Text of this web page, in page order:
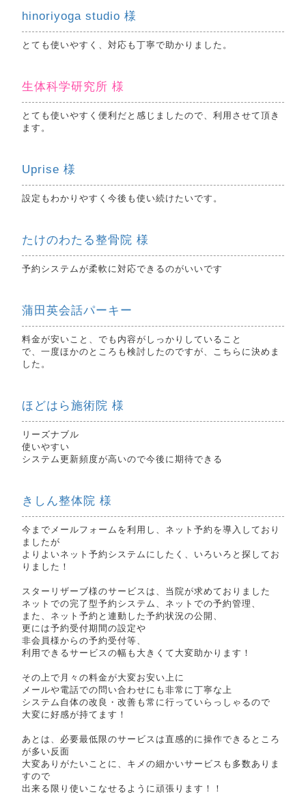
hinoriyoga studio 様
とても使いやすく、対応も丁寧で助かりました。
生体科学研究所 様
とても使いやすく便利だと感じましたので、利用させて頂き
ます。
Uprise 様
設定もわかりやすく今後も使い続けたいです。
たけのわたる整骨院 様
予約システムが柔軟に対応できるのがいいです
蒲田英会話パーキー
料金が安いこと、でも内容がしっかりしていること
で、一度ほかのところも検討したのですが、こちらに決めま
した。
ほどはら施術院 様
リーズナブル
使いやすい
システム更新頻度が高いので今後に期待できる
きしん整体院 様
今までメールフォームを利用し、ネット予約を導入しており
ましたが
よりよいネット予約システムにしたく、いろいろと探してお
りました！
スターリザーブ様のサービスは、当院が求めておりました
ネットでの完了型予約システム、ネットでの予約管理、
また、ネット予約と連動した予約状況の公開、
更には予約受付期間の設定や
非会員様からの予約受付等、
利用できるサービスの幅も大きくて大変助かります！
その上で月々の料金が大変お安い上に
メールや電話での問い合わせにも非常に丁寧な上
システム自体の改良・改善も常に行っていらっしゃるので
大変に好感が持てます！
あとは、必要最低限のサービスは直感的に操作できるところ
が多い反面
大変ありがたいことに、キメの細かいサービスも多数ありま
すので
出来る限り使いこなせるように頑張ります！！